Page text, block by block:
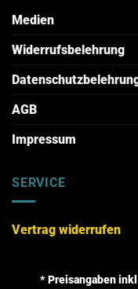
Medien
Widerrufsbelehrung
AGB
Impressum
SERVICE
Vertrag widerrufen
* Preisangaben